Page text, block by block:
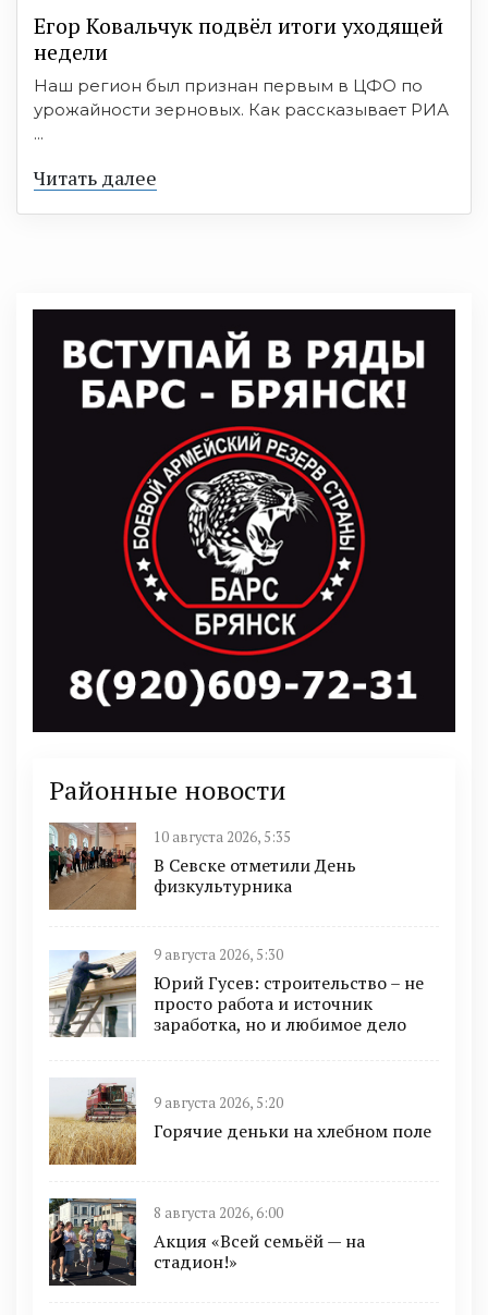
Егор Ковальчук подвёл итоги уходящей
недели
Наш регион был признан первым в ЦФО по
урожайности зерновых. Как рассказывает РИА
...
Читать далее
Районные новости
10 августа 2026, 5:35
В Севске отметили День
физкультурника
9 августа 2026, 5:30
Юрий Гусев: строительство – не
просто работа и источник
заработка, но и любимое дело
9 августа 2026, 5:20
Горячие деньки на хлебном поле
8 августа 2026, 6:00
Акция «Всей семьёй — на
стадион!»